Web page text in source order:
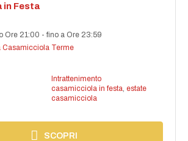
in Festa
Ore 21:00 -fino a Ore 23:59
Casamicciola Terme
Intrattenimento
casamicciola in festa estate
casamicciola
SCOPRI